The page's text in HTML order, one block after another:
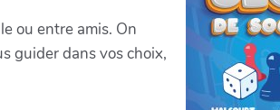
ou entre amis. On
guider dans vos choix,